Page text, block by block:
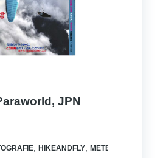
JPN
HIKEANDFLY METEO